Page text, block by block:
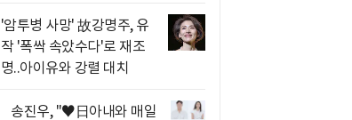
'암투병 사망' 故강명주, 유
작 '폭싹 속았수다'로 재조
명..아이유와 강렬 대치
송진우, "♥日아내와 매일